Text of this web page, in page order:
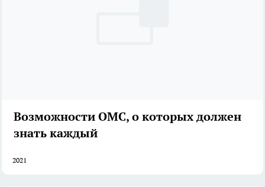
Возможности ОМС, о которых должен
знать каждый
2021